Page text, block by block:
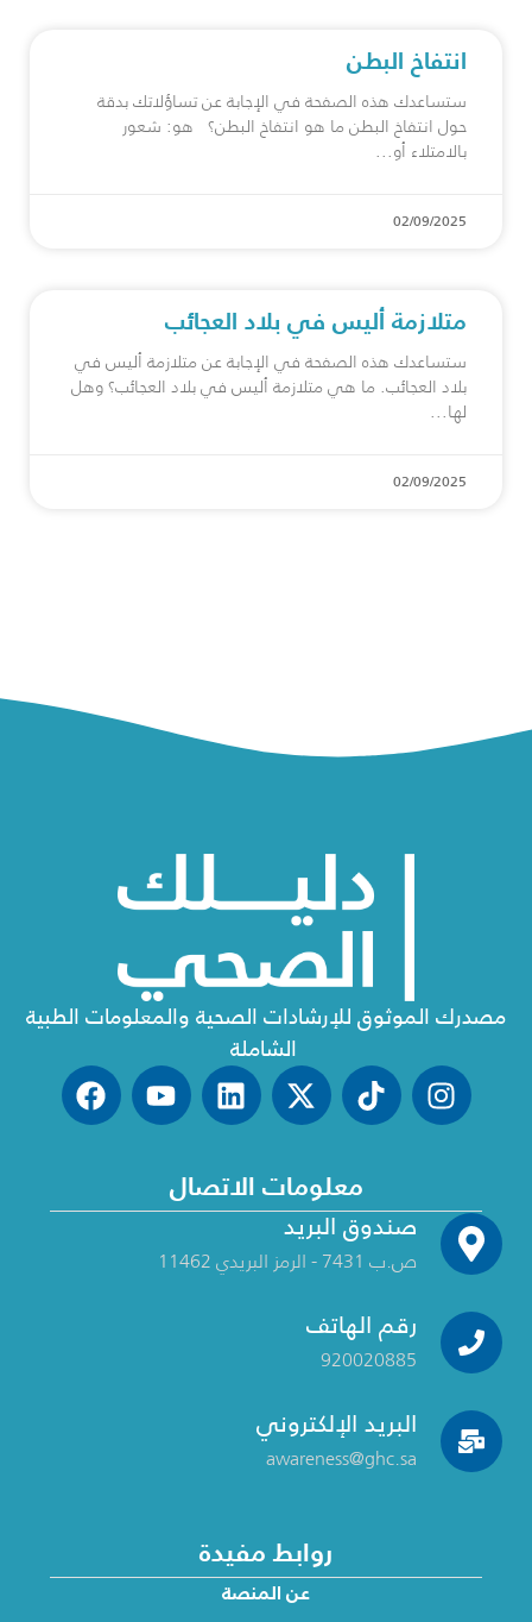
انتفاخ البطن
ستساعدك هذه الصفحة في الإجابة عن تساؤلاتك بدقة
حول انتفاخ البطن ما هو انتفاخ البطن؟ هو: شعور
بالامتلاء أو
02/09/2025
متلازمة أليس في بلاد العجائب
ستساعدك هذه الصفحة في الإجابة عن متلازمة أليس في
بلاد العجائب. ما هي متلازمة أليس في بلاد العجائب؟ وهل
لها
02/09/2025
روابط مفيدة
عن المنصة
معلومات الاتصال
صندوق البريد
ص.ب 7431 - الرمز البريدي 11462
رقم الهاتف
920020885
البريد الإلكتروني
awareness@ghc.sa
مصدرك الموثوق للإرشادات الصحية والمعلومات الطبية